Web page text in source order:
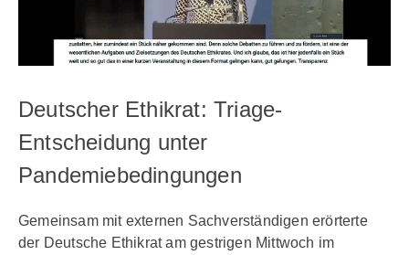
Deutscher Ethikrat: Triage-
Entscheidung unter
Pandemiebedingungen
Gemeinsam mit externen Sachverständigen erörterte
der Deutsche Ethikrat am gestrigen Mittwoch im